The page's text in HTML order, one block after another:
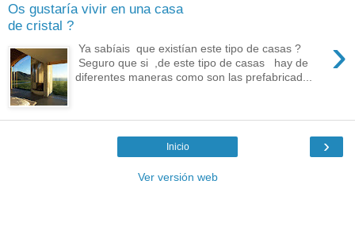
Os gustaría vivir en una casa
de cristal ?
›
Ya sabíais que existían este tipo de casas ?
Seguro que si ,de este tipo de casas hay de
diferentes maneras como son las prefabricad...
›
Inicio
Ver versión web